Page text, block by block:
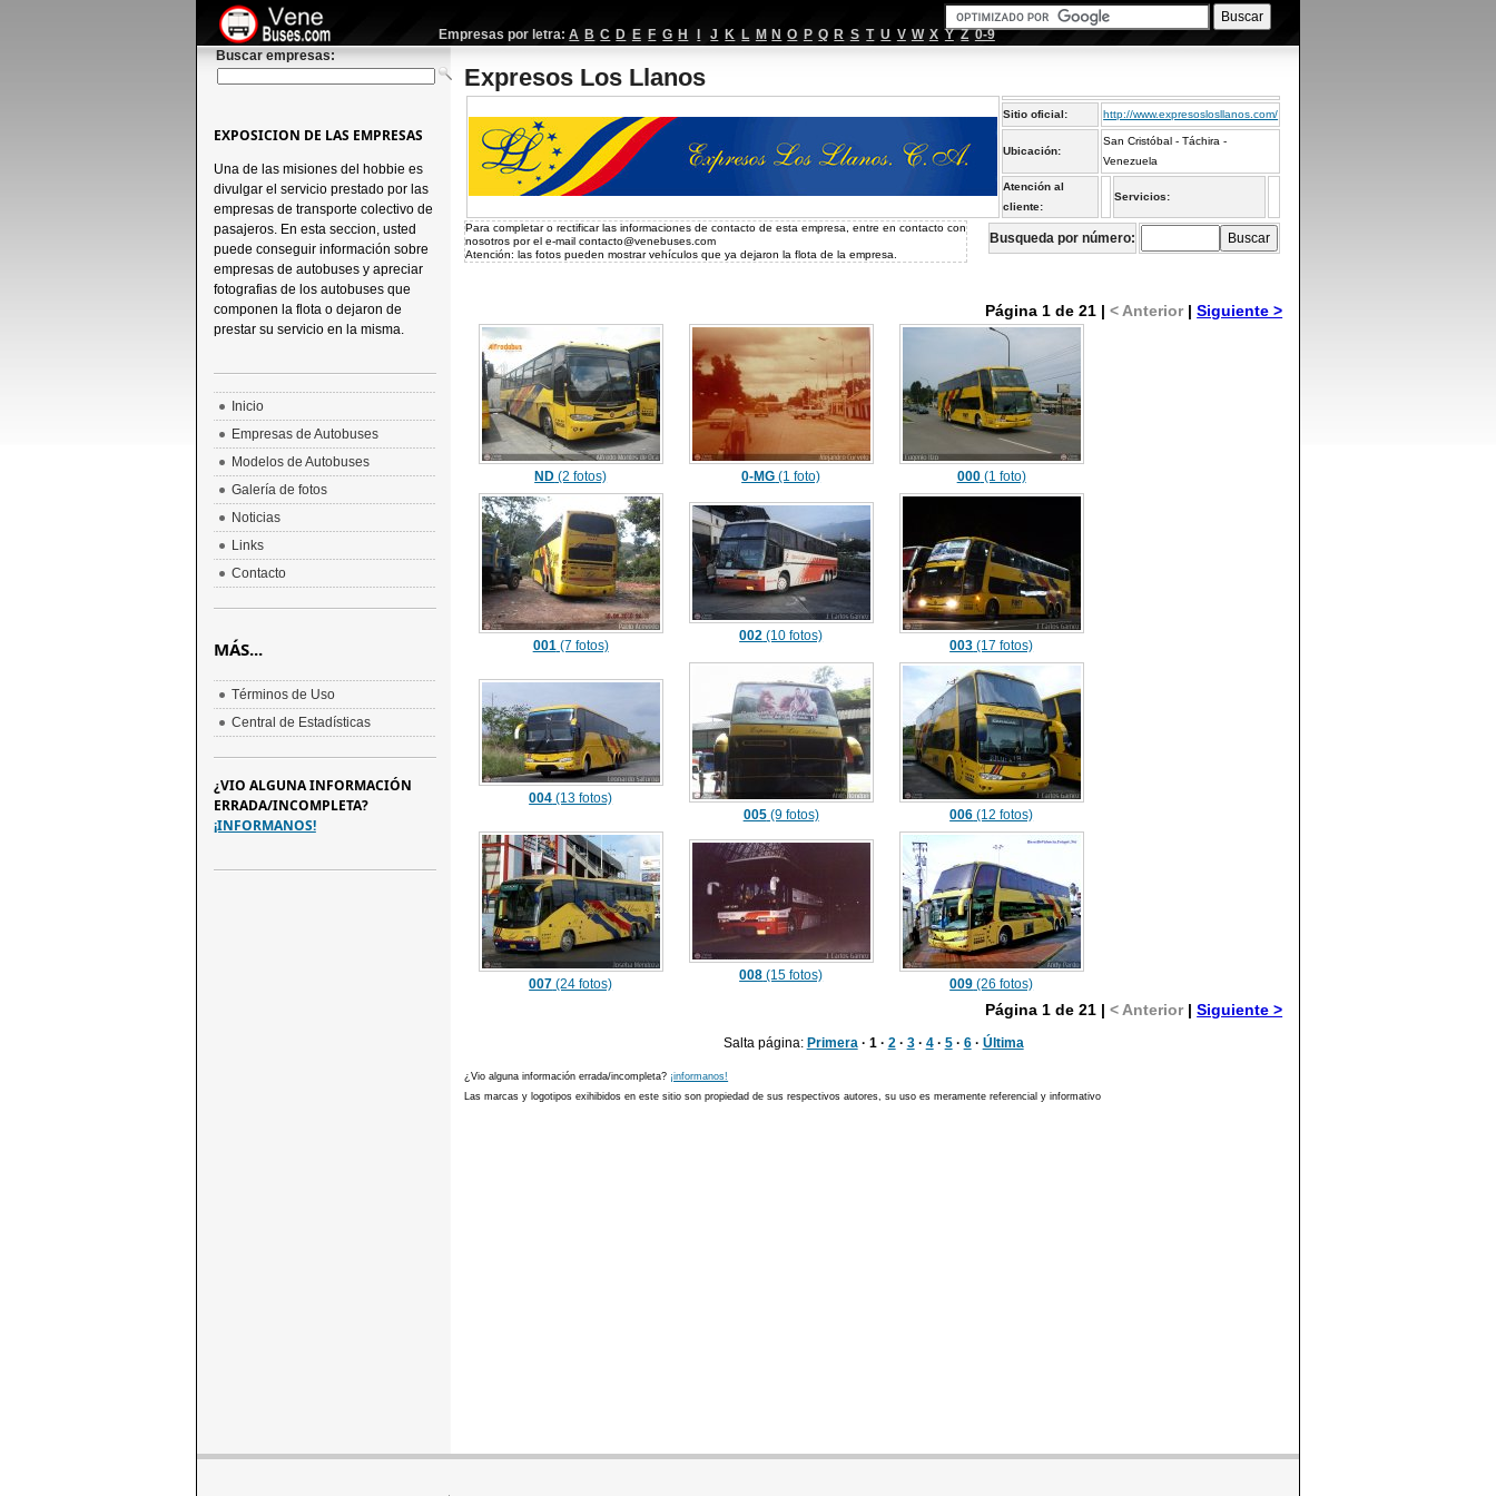
Empresas por letra: A B C D E F G H J K L M N O P Q R S T U V W X Y Z 0-9
Buscar empresas:
Expresos Los Llanos
Sitio oficial: http://www.expresoslosllanos.com/
Ubicación:
San Cristóbal - Táchira -
Venezuela
Atención al
cliente:
Servicios:
Para completar o rectificar las informaciones de contacto de esta empresa, entre en contacto con
nosotros por el e-mailcontacto@venebuses.com
Atención: las fotos pueden mostrar vehículos que ya dejaron la flota de la empresa.
Busqueda por número:
Página 1 de 21 |< Anterior|Siguiente >
ND (2 fotos) 0-MG (1 foto) 000(1 foto)
001(7 fotos)
002 (10 fotos)
003 (17 fotos)
004 (13 fotos)
005(9 fotos) 006 (12 fotos)
007 (24 fotos)
008 (15 fotos)
009 (26 fotos)
Página 1 de 21 |< Anterior|Siguiente >
Salta página: Primera· 1 · 2· 3· 4· 5· 6· Última
¿Vio alguna información errada/incompleta? ¡informanos!
Las marcas y logotipos exihibidos en este sitio son propiedad de sus respectivos autores, su uso es meramente referencial y informativo
EXPOSICION DE LAS EMPRESAS
Una de las misiones del hobbie es
divulgar el servicio prestado por las
empresas de transporte colectivo de
pasajeros. En esta seccion, usted
puede conseguir información sobre
empresas de autobuses y apreciar
fotografias de los autobuses que
componen la flota o dejaron de
prestar su servicio en la misma.
Inicio
Empresas de Autobuses
Modelos de Autobuses
Galería de fotos
Noticias
Links
Contacto
MÁS...
Términos de Uso
Central de Estadísticas
¿VIO ALGUNA INFORMACIÓN
ERRADA/INCOMPLETA?
¡INFORMANOS!